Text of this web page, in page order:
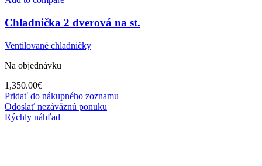
Chladnička 2 dverová na st.
Ventilované chladničky
Na objednávku
1,350.00€
Pridať do nákupného zoznamu
Odoslať nezáväznú ponuku
Rýchly náhľad